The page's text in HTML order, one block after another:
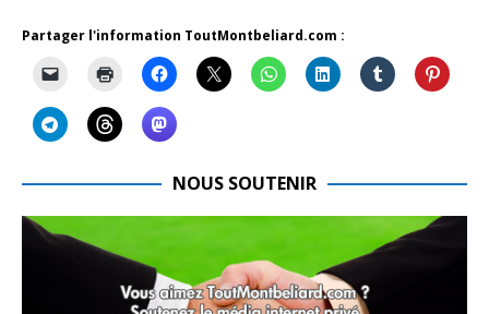
Partager l'information ToutMontbeliard.com :
NOUS SOUTENIR